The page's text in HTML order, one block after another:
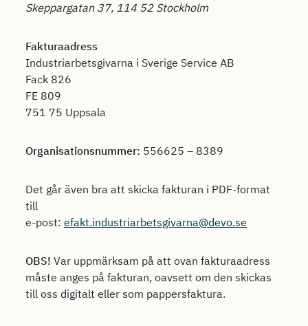
Skeppargatan 37, 114 52 Stockholm
Fakturaadress
Industriarbetsgivarna i Sverige Service AB
Fack 826
FE 809
751 75 Uppsala
Organisationsnummer: 556625 – 8389
Det går även bra att skicka fakturan i PDF-format
till
e-post: efakt.industriarbetsgivarna@devo.se
OBS! Var uppmärksam på att ovan fakturaadress
måste anges på fakturan, oavsett om den skickas
till oss digitalt eller som pappersfaktura.